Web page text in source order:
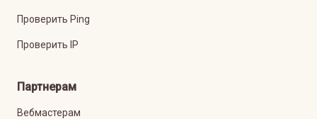
Проверить Ping
Проверить IP
Партнерам
Вебмастерам